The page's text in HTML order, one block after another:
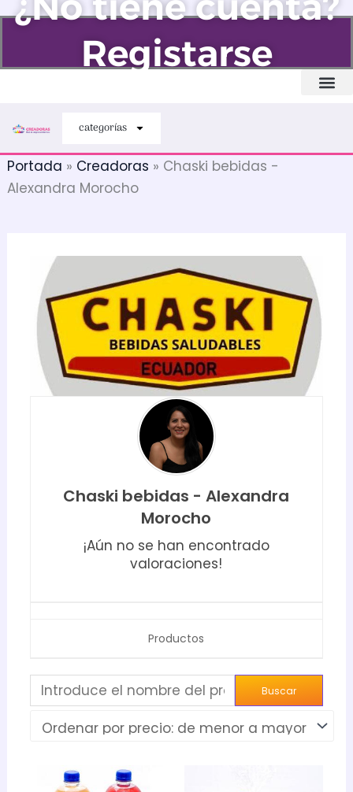
Registarse
categorías
Portada » Creadoras » Chaski bebidas -
Alexandra Morocho
Chaski bebidas - Alexandra
Morocho
¡Aún no se han encontrado
valoraciones!
Productos